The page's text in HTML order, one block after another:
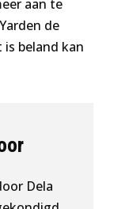
aan te
de
beland kan
Dela